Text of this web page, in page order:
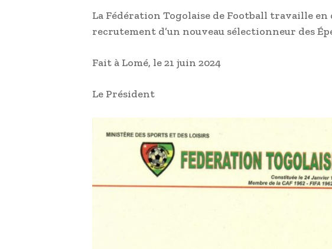
La Fédération Togolaise de Football travaille
recrutement d’un nouveau sélectionneur des
Fait à Lomé, le 21 juin 2024
Le Président